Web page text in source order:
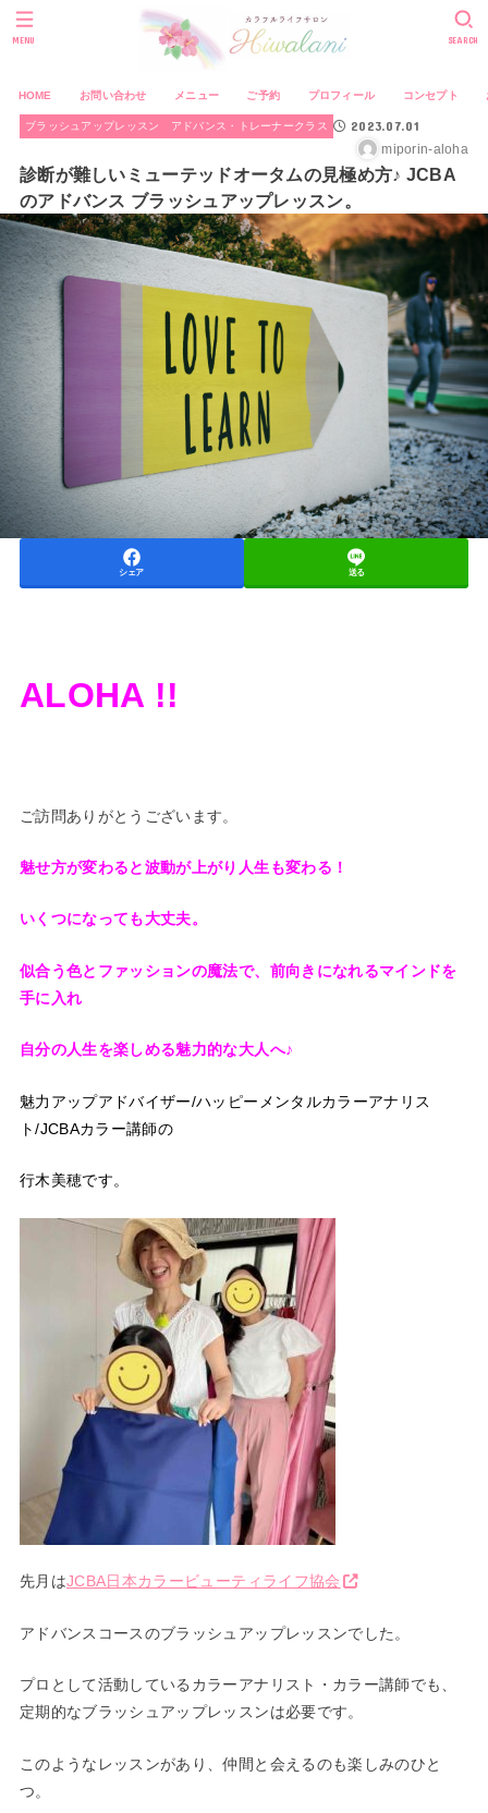
HOME お問い合わせ メニュー ご予約 プロフィール コンセプト
SEARCH
MENU
ブラッシュアップレッスン アドバンス・トレーナークラス
2023.07.01
miporin-aloha
診断が難しいミューテッドオータムの見極め方♪ JCBA
のアドバンス ブラッシュアップレッスン。
シェア 送る
ALOHA !!
ご訪問ありがとうございます。
魅せ方が変わると波動が上がり人生も変わる！
いくつになっても大丈夫。
似合う色とファッションの魔法で、前向きになれるマインドを
手に入れ
自分の人生を楽しめる魅力的な大人へ♪
魅力アップアドバイザー/ハッピーメンタルカラーアナリス
ト/JCBAカラー講師の
行木美穂です。
先月はJCBA日本カラービューティライフ協会
アドバンスコースのブラッシュアップレッスンでした。
プロとして活動しているカラーアナリスト・カラー講師でも、
定期的なブラッシュアップレッスンは必要です。
このようなレッスンがあり、仲間と会えるのも楽しみのひと
つ。